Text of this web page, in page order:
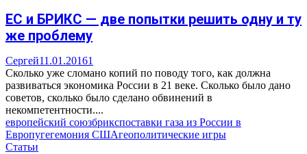
ЕС и БРИКС — две попытки решить одну и ту
же проблему
Сергей11.01.20161
Сколько уже сломано копий по поводу того, как должна
развиваться экономика России в 21 веке. Сколько было дано
советов, сколько было сделано обвинений в
некомпетентности....
европейский союзбрикспоставки газа из России в
Европугегемония СШАгеополитические игры
Статьи